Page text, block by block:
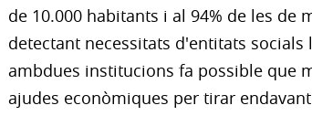
de 10.000 habitants i al 94% de les de
detectant necessitats d'entitats socials
ambdues institucions fa possible que
ajudes econòmiques per tirar